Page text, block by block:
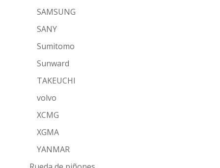
SAMSUNG
SANY
Sumitomo
Sunward
TAKEUCHI
volvo
XCMG
XGMA
YANMAR